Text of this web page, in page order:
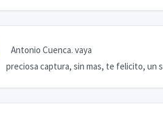
Antonio Cuenca. vaya
preciosa captura, sin mas, te felicito, un